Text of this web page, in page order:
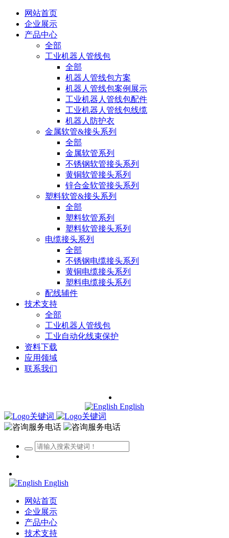
网站首页
企业展示
产品中心
全部
工业机器人管线包
全部
机器人管线包方案
机器人管线包案例展示
工业机器人管线包配件
工业机器人管线包线缆
机器人防护衣
金属软管&接头系列
全部
金属软管系列
不锈钢软管接头系列
黄铜软管接头系列
锌合金软管接头系列
塑料软管&接头系列
全部
塑料软管系列
塑料软管接头系列
电缆接头系列
全部
不锈钢电缆接头系列
黄铜电缆接头系列
塑料电缆接头系列
配线辅件
技术支持
全部
工业机器人管线包
工业自动化线束保护
资料下载
应用领域
联系我们
English
English
网站首页
企业展示
产品中心
技术支持